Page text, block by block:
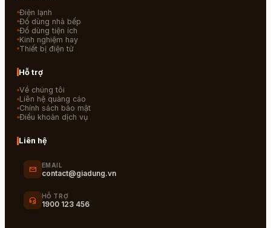
Điện lạnh
Đồ dùng nhà bếp
Đồ dùng tiện ích
Kinh nghiệm hay
Thiết bị điện tử
Hỗ trợ
Về chúng tôi
Liên hệ quảng cáo
Chính sách bảo mật
Điều khoản dịch vụ
Liên hệ
mail EMAIL
contact@giadung.vn
headset_mic HỖ TRỢ
1900 123 456